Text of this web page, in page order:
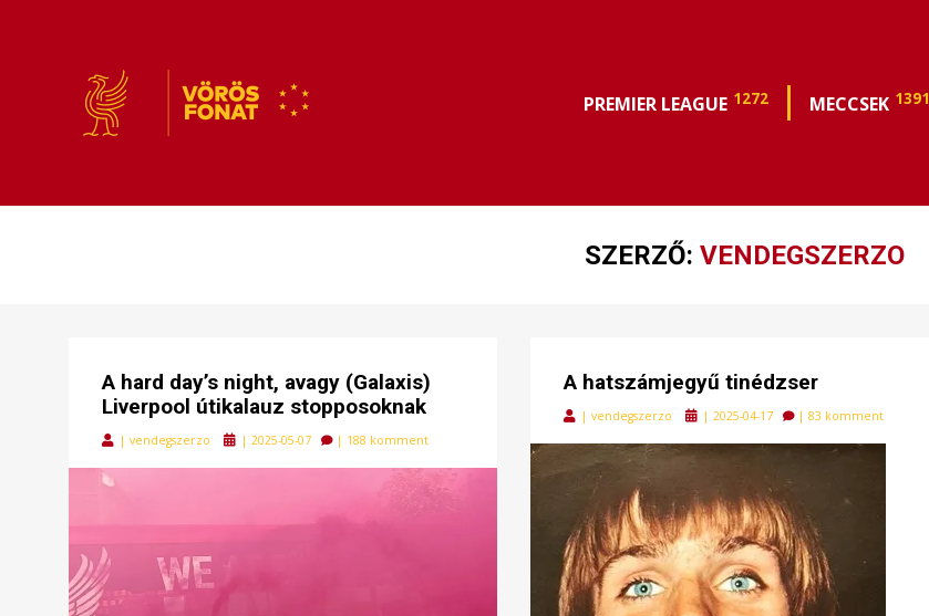
PREMIER LEAGUE 1272 MECCSEK 1391
SZERZŐ: VENDEGSZERZO
A hard day’s night, avagy (Galaxis)
Liverpool útikalauz stopposoknak
| vendegszerzo
Posted
| 2025-05-07 | 188 komment
A hatszámjegyű tinédzser
| vendegszerzo
Posted
| 2025-04-17 | 83 komment